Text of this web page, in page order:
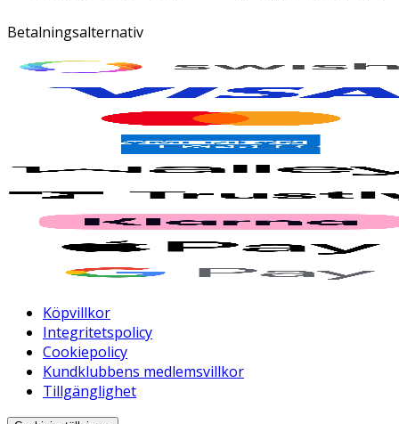
Betalningsalternativ
Köpvillkor
Integritetspolicy
Cookiepolicy
Kundklubbens medlemsvillkor
Tillgänglighet